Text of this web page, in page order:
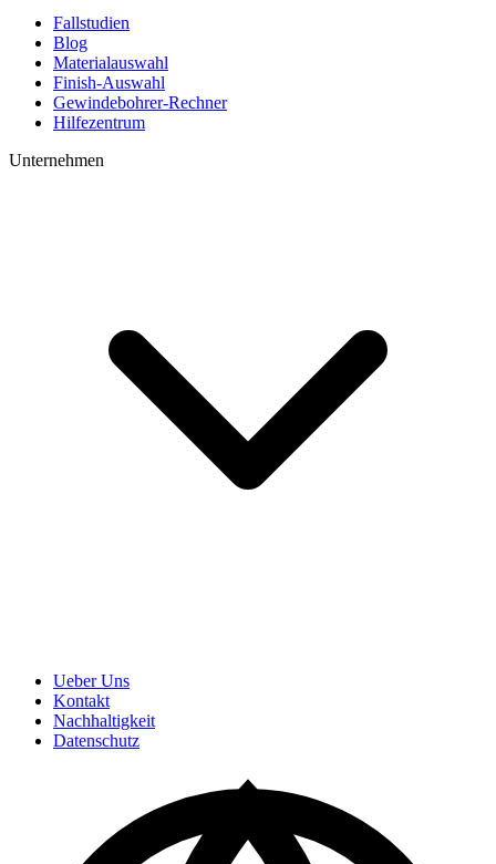
Fallstudien
Blog
Materialauswahl
Finish-Auswahl
Gewindebohrer-Rechner
Hilfezentrum
Unternehmen
Ueber Uns
Kontakt
Nachhaltigkeit
Datenschutz